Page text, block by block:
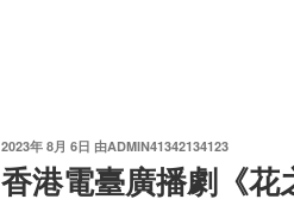
发
布
于
2023年 8月 6日 由ADMIN41342134123
香港電臺廣播劇《花